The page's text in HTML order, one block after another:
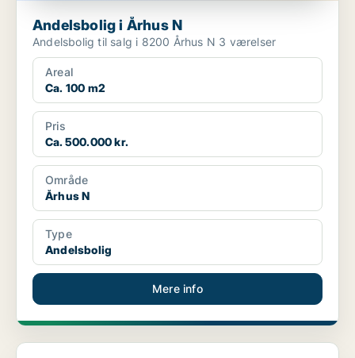
Andelsbolig i Århus N
Andelsbolig til salg i 8200 Århus N 3 værelser
Areal
Ca. 100 m2
Pris
Ca. 500.000 kr.
Område
Århus N
Type
Andelsbolig
Mere info
Andelsbolig i Århus C